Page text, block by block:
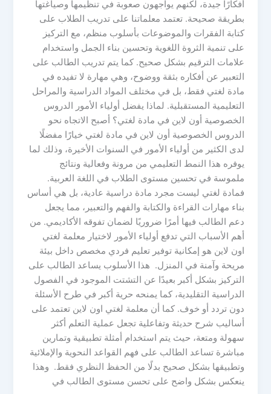
أفكارًا جيدة، لكنهم يواجهون صعوبة في تنظيمها وصياغتها
بطريقة صحيحة. تعتمد معلماتنا على تدريب الطلاب على
كتابة الفقرات والموضوعات بأسلوب منظم، مع التركيز
على تنمية الثروة اللغوية وتحسين بناء الجمل واستخدام
علامات الترقيم بشكل صحيح. كما يتم تدريب الطالب على
التعبير عن أفكاره بثقة ووضوح، وهي مهارة لا تفيده في
مادة لغتي فقط، بل في مختلف المواد الدراسية والمراحل
التعليمية المستقبلية. لماذا يفضل أولياء الأمور الدروس
الخصوصية أون لاين في مادة لغتي؟ أصبح الاتجاه نحو
الدروس الخصوصية أون لاين في مادة لغتي خيارًا مفضلًا
لدى الكثير من أولياء الأمور في السنوات الأخيرة، وذلك لما
يوفره هذا النمط التعليمي من مرونة وفعالية ونتائج
ملموسة في تحسين مستوى الطلاب في اللغة العربية.
فمادة لغتي ليست مجرد مادة دراسية عادية، بل هي أساس
بناء مهارات القراءة والكتابة والفهم والتعبير، مما يجعل
دعم الطالب فيها أمرًا ضروريًا لضمان تفوقه الأكاديمي. من
أهم الأسباب التي تدفع أولياء الأمور لاختيار معلمة لغتي
اون لاين هو إمكانية توفير تعليم فردي مخصص داخل بيئة
مريحة وآمنة في المنزل. هذا الأسلوب يساعد الطالب على
التركيز بشكل أكبر بعيدًا عن التشتت الموجود في الفصول
الدراسية التقليدية، كما يمنحه حرية أكبر في طرح الأسئلة
دون تردد أو خوف. كما أن معلمة لغتي اون لاين تعتمد على
أساليب شرح حديثة وتفاعلية تجعل عملية التعلم أكثر
سهولة ومتعة، حيث يتم استخدام أمثلة تطبيقية وتمارين
مباشرة تساعد الطالب على فهم القواعد النحوية والإملائية
وتطبيقها بشكل صحيح بدلًا من الحفظ النظري فقط. وهذا
ينعكس بشكل واضح على تحسن مستوى الطالب في